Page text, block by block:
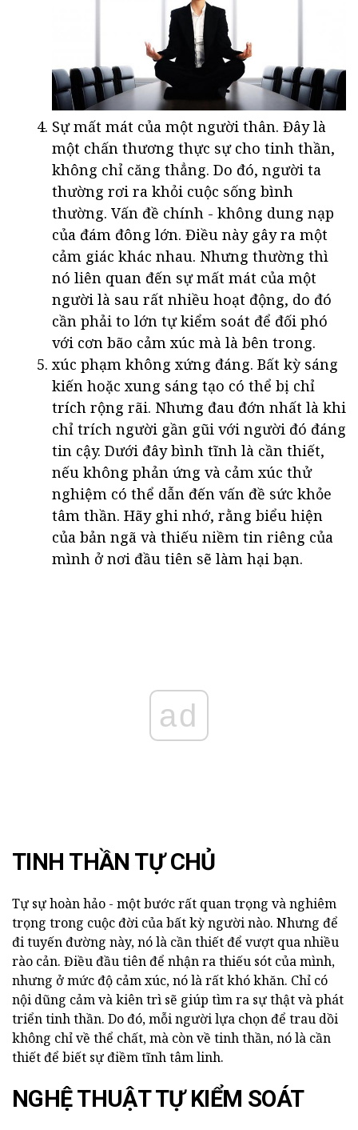
Sự mất mát của một người thân. Đây là
một chấn thương thực sự cho tinh thần,
không chỉ căng thẳng. Do đó, người ta
thường rơi ra khỏi cuộc sống bình
thường. Vấn đề chính - không dung nạp
của đám đông lớn. Điều này gây ra một
cảm giác khác nhau. Nhưng thường thì
nó liên quan đến sự mất mát của một
người là sau rất nhiều hoạt động, do đó
cần phải to lớn tự kiểm soát để đối phó
với cơn bão cảm xúc mà là bên trong.
xúc phạm không xứng đáng. Bất kỳ sáng
kiến hoặc xung sáng tạo có thể bị chỉ
trích rộng rãi. Nhưng đau đớn nhất là khi
chỉ trích người gần gũi với người đó đáng
tin cậy. Dưới đây bình tĩnh là cần thiết,
nếu không phản ứng và cảm xúc thử
nghiệm có thể dẫn đến vấn đề sức khỏe
tâm thần. Hãy ghi nhớ, rằng biểu hiện
của bản ngã và thiếu niềm tin riêng của
mình ở nơi đầu tiên sẽ làm hại bạn.
ad
TINH THẦN TỰ CHỦ
Tự sự hoàn hảo - một bước rất quan trọng và nghiêm
trọng trong cuộc đời của bất kỳ người nào. Nhưng để
đi tuyến đường này, nó là cần thiết để vượt qua nhiều
rào cản. Điều đầu tiên để nhận ra thiếu sót của mình,
nhưng ở mức độ cảm xúc, nó là rất khó khăn. Chỉ có
nội dũng cảm và kiên trì sẽ giúp tìm ra sự thật và phát
triển tinh thần. Do đó, mỗi người lựa chọn để trau dồi
không chỉ về thể chất, mà còn về tinh thần, nó là cần
thiết để biết sự điềm tĩnh tâm linh.
NGHỆ THUẬT TỰ KIỂM SOÁT